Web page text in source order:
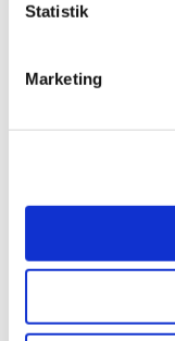
Statistik
Marketing
2014 (44)
2012 (44)
2010 (7)
2006 (9)